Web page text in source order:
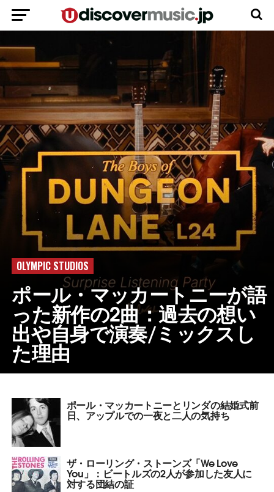
OLYMPIC STUDIOS
ポール・マッカートニーが語
った新作の2曲：過去の想い
出や自身で演奏/ミックスし
た理由
ポール・マッカートニーとリンダの結婚式前
日、アップルでの一夜と二人の気持ち
ザ・ローリング・ストーンズ「We Love
You」：ビートルズの2人が参加した友人に
対する団結の証